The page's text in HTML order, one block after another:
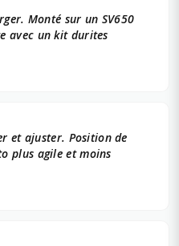
Monté sur un SV650
avec un kit durites
et ajuster. Position de
plus agile et moins